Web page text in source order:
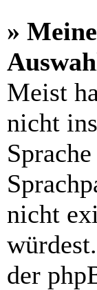
»
Meist
nicht
nicht
der